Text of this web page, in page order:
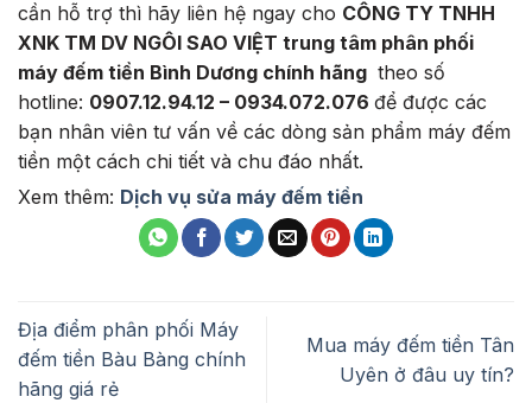
cần hỗ trợ thì hãy liên hệ ngay cho CÔNG TY TNHH
XNK TM DV NGÔI SAO VIỆT trung tâm phân phối
máy đếm tiền Bình Dương chính hãng theo số
hotline: 0907.12.94.12 – 0934.072.076 để được các
bạn nhân viên tư vấn về các dòng sản phẩm máy đếm
tiền một cách chi tiết và chu đáo nhất.
Xem thêm: Dịch vụ sửa máy đếm tiền
Địa điểm phân phối Máy
đếm tiền Bàu Bàng chính
hãng giá rẻ
Mua máy đếm tiền Tân
Uyên ở đâu uy tín?